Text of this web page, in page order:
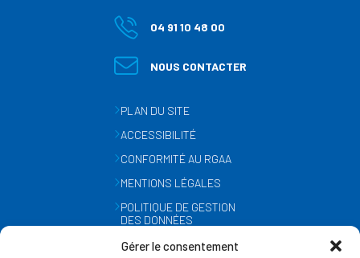
Gérer le consentement
04 91 10 48 00
NOUS CONTACTER
PLAN DU SITE
ACCESSIBILITÉ
CONFORMITÉ AU RGAA
MENTIONS LÉGALES
POLITIQUE DE GESTION
DES DONNÉES